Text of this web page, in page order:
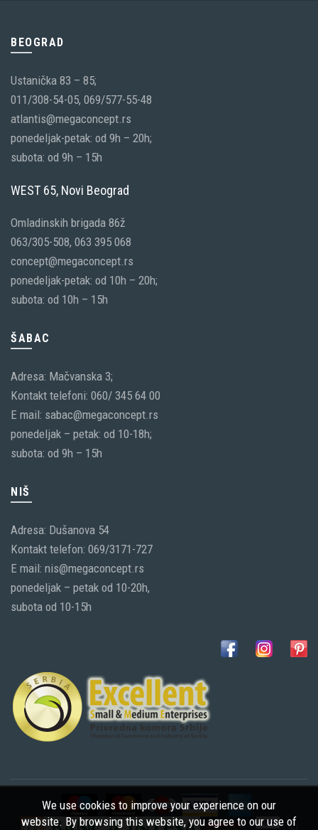
BEOGRAD
Ustanička 83 – 85;
011/308-54-05, 069/577-55-48
atlantis@megaconcept.rs
ponedeljak-petak: od 9h – 20h;
subota: od 9h – 15h
WEST 65, Novi Beograd
Omladinskih brigada 86ž
063/305-508, 063 395 068
concept@megaconcept.rs
ponedeljak-petak: od 10h – 20h;
subota: od 10h – 15h
ŠABAC
Adresa: Mačvanska 3;
Kontakt telefoni: 060/ 345 64 00
E mail: sabac@megaconcept.rs
ponedeljak – petak: od 10-18h;
subota: od 9h – 15h
NIŠ
Adresa: Dušanova 54
Kontakt telefon: 069/3171-727
E mail: nis@megaconcept.rs
ponedeljak – petak od 10-20h,
subota od 10-15h
©
We use cookies to improve your experience on our
website. By browsing this website, you agree to our use of